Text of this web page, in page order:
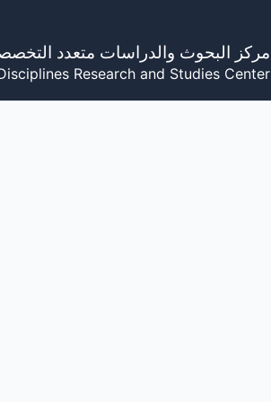
مركز البحوث والدراسات متعدد
Research and Studies Center